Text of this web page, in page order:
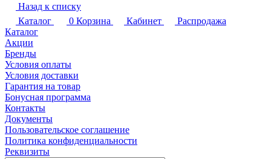
Назад к списку
Каталог
0 Корзина Кабинет
Распродажа
Каталог
Акции
Бренды
Условия оплаты
Условия доставки
Гарантия на товар
Бонусная программа
Контакты
Документы
Пользовательское соглашение
Политика конфиденциальности
Реквизиты